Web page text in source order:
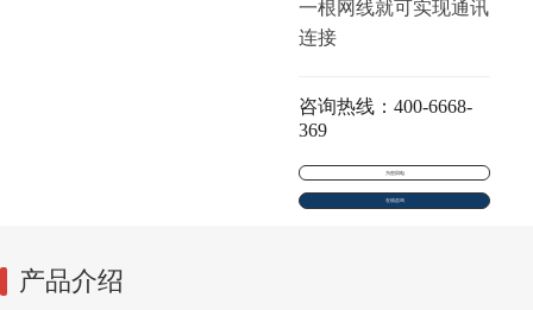
一根网线就可实现通讯
连接
咨询热线：400-6668-
369
为您回电
在线咨询
产品介绍